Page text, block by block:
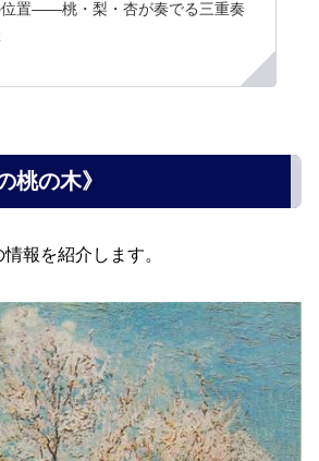
置――桃・梨・杏が奏でる三重奏
桃の木》
報を紹介します。